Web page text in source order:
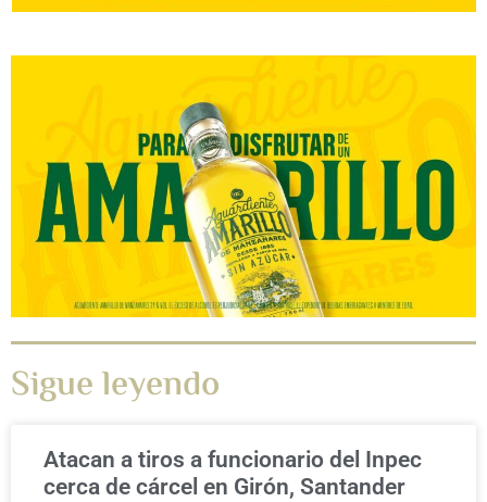
Sigue leyendo
Atacan a tiros a funcionario del Inpec
cerca de cárcel en Girón, Santander